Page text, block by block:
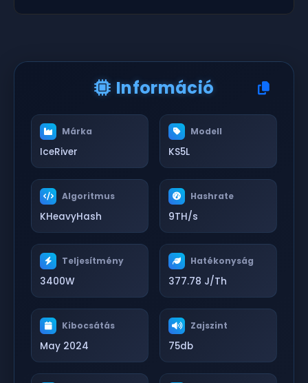
Információ
Márka
IceRiver
Modell
KS5L
Algoritmus
KHeavyHash
Hashrate
9TH/s
Teljesítmény
3400W
Hatékonyság
377.78 J/Th
Kibocsátás
May 2024
Zajszint
75db